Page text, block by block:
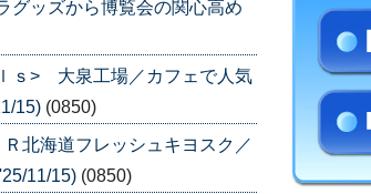
グッズから博覧会の関心高め
ｓ> 大泉工場／カフェで人気
15) (0850)
北海道フレッシュキヨスク／
11/15) (0850)